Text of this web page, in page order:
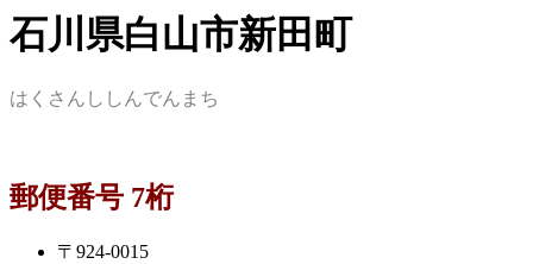
石川県白山市新田町
はくさんししんでんまち
郵便番号 7桁
〒924-0015